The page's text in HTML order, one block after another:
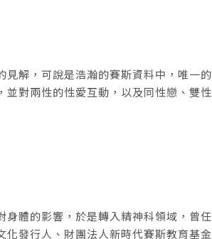
見解，可說是浩瀚的賽斯資料中，唯一的
並對兩性的性愛互動，以及同性戀、雙性
體的影響，於是轉入精神科領域，曾任
發行人、財團法人新時代賽斯教育基金